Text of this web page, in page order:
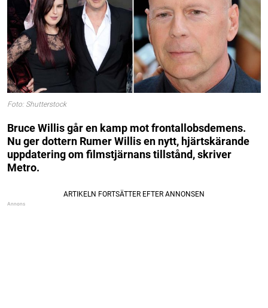
Foto: Shutterstock
Bruce Willis går en kamp mot frontallobsdemens.
Nu ger dottern Rumer Willis en nytt, hjärtskärande
uppdatering om filmstjärnans tillstånd, skriver
Metro.